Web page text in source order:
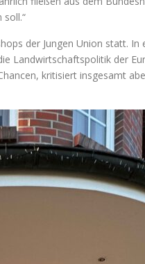
der Jungen Union statt.
Landwirtschaftspolitik der
kritisiert insgesamt